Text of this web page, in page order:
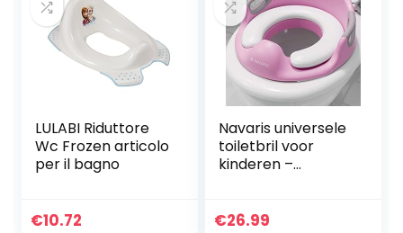
LULABI Riduttore
Wc Frozen articolo
per il bagno
€10.72
Navaris universele
toiletbril voor
kinderen –
Draagbare
€26.99